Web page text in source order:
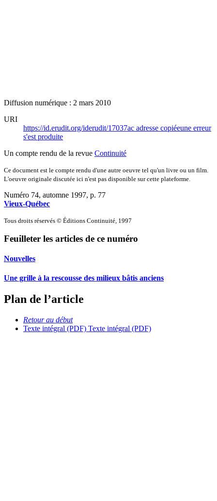
Diffusion numérique : 2 mars 2010
URI
https://id.erudit.org/iderudit/17037ac adresse copiéeune erreur
s'est produite
Un compte rendu de la revue Continuité
Ce document est le compte rendu d'une autre oeuvre tel qu'un livre ou un film.
L'oeuvre originale discutée ici n'est pas disponible sur cette plateforme.
Numéro 74, automne 1997, p. 77
Vieux-Québec
Tous droits réservés © Éditions Continuité, 1997
Feuilleter les articles de ce numéro
Nouvelles
Une grille à la rescousse des milieux bâtis anciens
Plan de l’article
Retour au début
Texte intégral (PDF) Texte intégral (PDF)